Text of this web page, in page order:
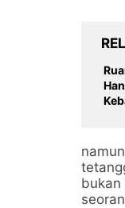
bukan